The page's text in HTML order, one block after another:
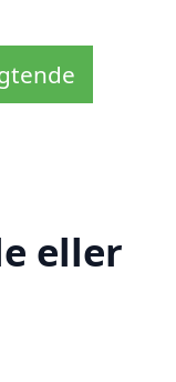
eller